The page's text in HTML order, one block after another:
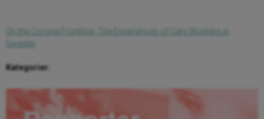
On the Corona Frontline- The Experiences of Care Workers in
Sweden
Kategorier: